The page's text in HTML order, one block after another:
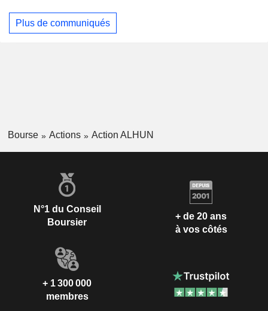
Plus de communiqués
Bourse Actions Action ALHUN
N°1 du Conseil
Boursier
+ de 20 ans
à vos côtés
+ 1 300 000
membres